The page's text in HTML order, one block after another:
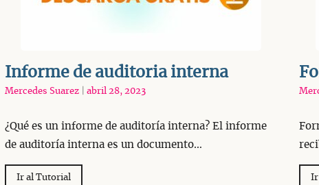
Informe de auditoria interna
Mercedes Suarez abril 28, 2023
¿Qué es un informe de auditoría interna? El informe
de auditoría interna es un documento…
Ir al Tutorial Ir